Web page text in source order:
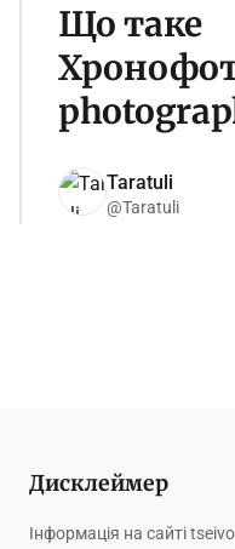
Що таке
Taratuli
@Taratuli
Дисклеймер
Інформація на сайті